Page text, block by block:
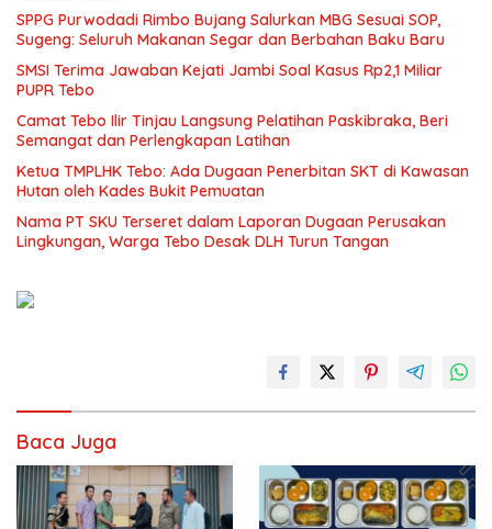
SPPG Purwodadi Rimbo Bujang Salurkan MBG Sesuai SOP,
Sugeng: Seluruh Makanan Segar dan Berbahan Baku Baru
SMSI Terima Jawaban Kejati Jambi Soal Kasus Rp2,1 Miliar
PUPR Tebo
Camat Tebo Ilir Tinjau Langsung Pelatihan Paskibraka, Beri
Semangat dan Perlengkapan Latihan
Ketua TMPLHK Tebo: Ada Dugaan Penerbitan SKT di Kawasan
Hutan oleh Kades Bukit Pemuatan
Nama PT SKU Terseret dalam Laporan Dugaan Perusakan
Lingkungan, Warga Tebo Desak DLH Turun Tangan
Baca Juga